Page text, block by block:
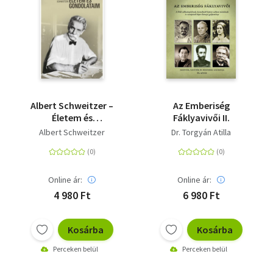
Albert Schweitzer –
Életem és
gondolataim
Albert Schweitzer
Online ár:
4 980 Ft
Kosárba
Perceken belül
Az Emberiség
Fáklyavivői II.
Dr. Torgyán Atilla
Online ár:
6 980 Ft
Kosárba
Perceken belül